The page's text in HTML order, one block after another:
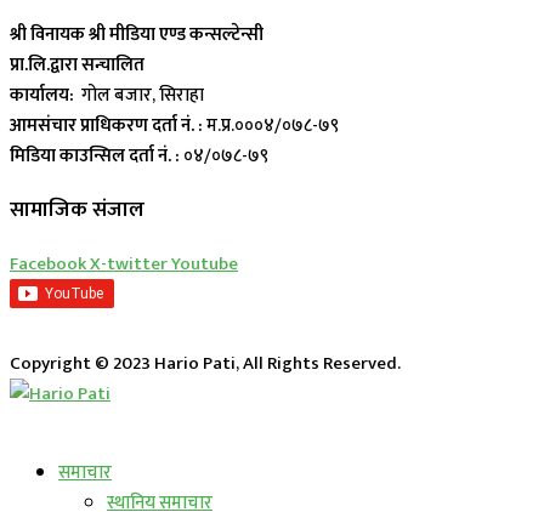
श्री विनायक श्री मीडिया एण्ड कन्सल्टेन्सी
प्रा.लि.द्वारा सन्चालित
कार्यालय: गोल बजार, सिराहा
आमसंचार प्राधिकरण दर्ता नं. :म.प्र.०००४/०७८-७९
मिडिया काउन्सिल दर्ता नं. : ०४/०७८-७९
सामाजिक संजाल
FacebookX-twitterYoutube
Copyright © 2023 Hario Pati, All Rights Reserved.
समाचार
स्थानिय समाचार